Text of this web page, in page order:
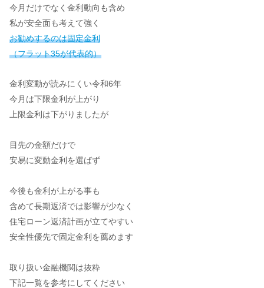
今月だけでなく金利動向も含め
私が安全面も考えて強く
お勧めするのは固定金利
（フラット35が代表的）
金利変動が読みにくい令和6年
今月は下限金利が上がり
上限金利は下がりましたが
目先の金額だけで
安易に変動金利を選ばず
今後も金利が上がる事も
含めて長期返済では影響が少なく
住宅ローン返済計画が立てやすい
安全性優先で固定金利を薦めます
取り扱い金融機関は抜粋
下記一覧を参考にしてください